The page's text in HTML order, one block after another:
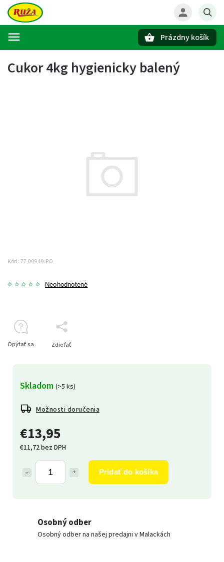
Prázdny košík
Cukor 4kg hygienicky balený
Kód: 77 00949 PO
Neohodnotené
€13,95
€11,72 bez DPH
Pridať do košíka
Skladom (>5 ks)
Možnosti doručenia
Opýtať sa Zdieľať
Osobný odber
Osobný odber na našej predajni v Malackách